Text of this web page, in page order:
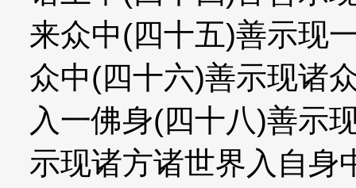
来众中(四十五)善示现
众中(四十六)善示现诸
入一佛身(四十八)善示
示现诸方诸世界入自身